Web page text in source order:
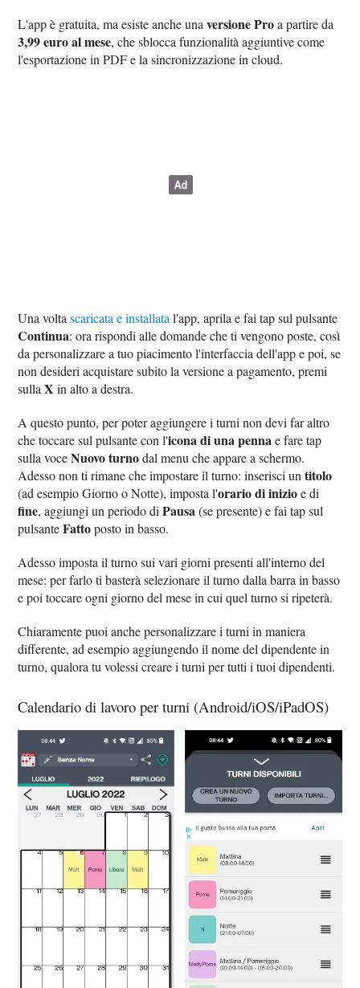
L'app è gratuita, ma esiste anche unaversione Proa partire da
3,99 euro al mese, che sblocca funzionalità aggiuntive come
l'esportazione in PDF e la sincronizzazione in cloud.
Una voltascaricata e installata l'app, aprila e fai tap sul pulsante
Continua: ora rispondi alle domande che ti vengono poste, così
da personalizzare a tuo piacimento l'interfaccia dell'app e poi, se
non desideri acquistare subito la versione a pagamento, premi
sullaX in alto a destra.
A questo punto, per poter aggiungere i turni non devi far altro
che toccare sul pulsante con l'icona di una pennae fare tap
sulla voceNuovo turnodal menu che appare a schermo.
Adesso non ti rimane che impostare il turno: inserisci untitolo
(ad esempio Giorno o Notte), imposta l'orario di inizioe di
fine, aggiungi un periodo diPausa(se presente) e fai tap sul
pulsanteFattoposto in basso.
Adesso imposta il turno sui vari giorni presenti all'interno del
mese: per farlo ti basterà selezionare il turno dalla barra in basso
e poi toccare ogni giorno del mese in cui quel turno si ripeterà.
Chiaramente puoi anche personalizzare i turni in maniera
differente, ad esempio aggiungendo il nome del dipendente in
turno, qualora tu volessi creare i turni per tutti i tuoi dipendenti.
Calendario di lavoro per turni (Android/iOS/iPadOS)